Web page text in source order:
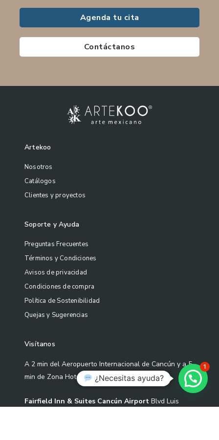
Agenda tu cita
Contáctanos
Artekoo
Nosotros
Catálogos
Clientes y proyectos
Soporte y Ayuda
Preguntas Frecuentes
Términos y Condiciones
Avisos de privacidad
Condiciones de compra
Política de Sostenibilidad
Quejas y Sugerencias
Visítanos
A 2 min del Aeropuerto Internacional de Cancún y a 5
min de Zona Hotelera
Fairfield Inn & Suites Cancún Airport Blvd Luis
¿Necesitas ayuda?
1